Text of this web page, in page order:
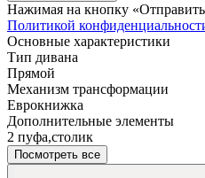
Нажимая на кнопку «Отправить
Политикой
Основные характеристики
Тип дивана
Прямой
Механизм трансформации
Еврокнижка
Дополнительные элементы
2 пуфа,столик
Посмотреть все